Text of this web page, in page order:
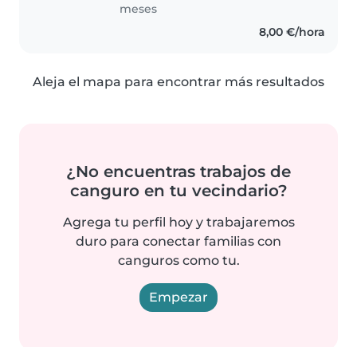
meses
8,00 €/hora
Aleja el mapa para encontrar más resultados
¿No encuentras trabajos de
canguro en tu vecindario?
Agrega tu perfil hoy y trabajaremos
duro para conectar familias con
canguros como tu.
Empezar